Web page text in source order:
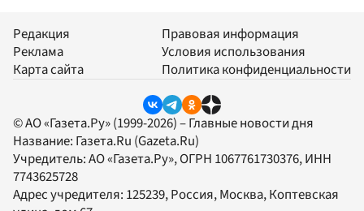
Редакция
Реклама
Карта сайта
Правовая информация
Условия использования
Политика конфиденциальности
© АО «Газета.Ру» (1999-2026) – Главные новости дня
Название: Газета.Ru (Gazeta.Ru)
Учредитель:АО «Газета.Ру», ОГРН 1067761730376, ИНН
7743625728
Адрес учредителя: 125239, Россия, Москва, Коптевская